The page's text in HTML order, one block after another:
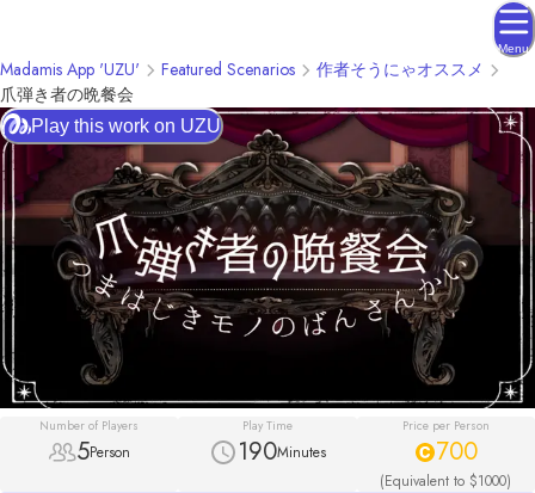
Menu
Madamis App 'UZU' Featured Scenarios
作者そうにゃオススメ
爪弾き者の晩餐会
Number of Players
5Person
Play Time
190Minutes
Price per Person
700
(Equivalent to $1000)
Play this work on UZU